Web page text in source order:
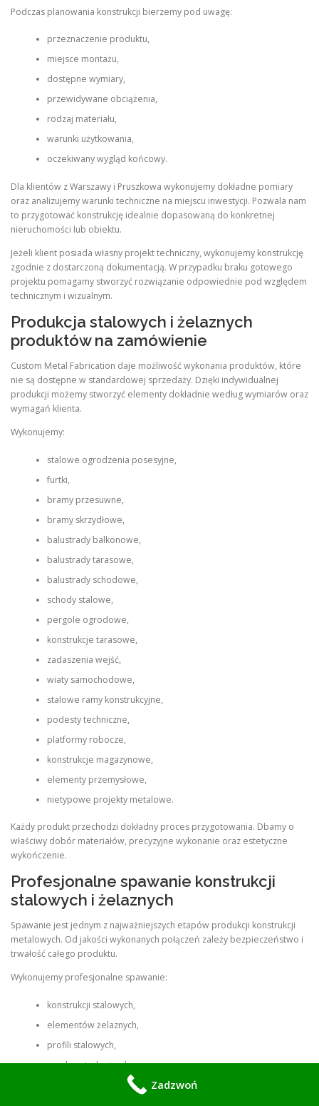
Podczas planowania konstrukcji bierzemy pod uwagę:
przeznaczenie produktu,
miejsce montażu,
dostępne wymiary,
przewidywane obciążenia,
rodzaj materiału,
warunki użytkowania,
oczekiwany wygląd końcowy.
Dla klientów z Warszawy i Pruszkowa wykonujemy dokładne pomiary
oraz analizujemy warunki techniczne na miejscu inwestycji. Pozwala nam
to przygotować konstrukcję idealnie dopasowaną do konkretnej
nieruchomości lub obiektu.
Jeżeli klient posiada własny projekt techniczny, wykonujemy konstrukcję
zgodnie z dostarczoną dokumentacją. W przypadku braku gotowego
projektu pomagamy stworzyć rozwiązanie odpowiednie pod względem
technicznym i wizualnym.
Produkcja stalowych i żelaznych
produktów na zamówienie
Custom Metal Fabrication daje możliwość wykonania produktów, które
nie są dostępne w standardowej sprzedaży. Dzięki indywidualnej
produkcji możemy stworzyć elementy dokładnie według wymiarów oraz
wymagań klienta.
Wykonujemy:
stalowe ogrodzenia posesyjne,
furtki,
bramy przesuwne,
bramy skrzydłowe,
balustrady balkonowe,
balustrady tarasowe,
balustrady schodowe,
schody stalowe,
pergole ogrodowe,
konstrukcje tarasowe,
zadaszenia wejść,
wiaty samochodowe,
stalowe ramy konstrukcyjne,
podesty techniczne,
platformy robocze,
konstrukcje magazynowe,
elementy przemysłowe,
nietypowe projekty metalowe.
Każdy produkt przechodzi dokładny proces przygotowania. Dbamy o
właściwy dobór materiałów, precyzyjne wykonanie oraz estetyczne
wykończenie.
Profesjonalne spawanie konstrukcji
stalowych i żelaznych
Spawanie jest jednym z najważniejszych etapów produkcji konstrukcji
metalowych. Od jakości wykonanych połączeń zależy bezpieczeństwo i
trwałość całego produktu.
Wykonujemy profesjonalne spawanie:
konstrukcji stalowych,
elementów żelaznych,
profili stalowych,
ram konstrukcyjnych,
elementów przemysłowych,Zadzwoń